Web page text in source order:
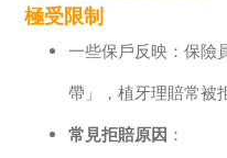
極受限制
一些保戶反映：保險
帶」，植牙理賠常被
常見拒賠原因 ：